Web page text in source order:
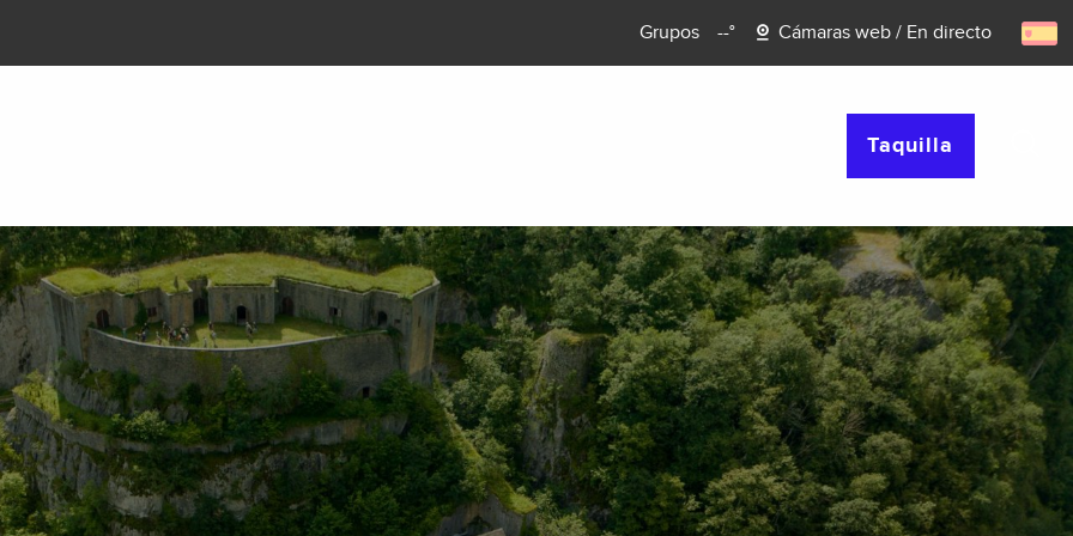
Grupos --° Cámaras web / En directo
Taquilla